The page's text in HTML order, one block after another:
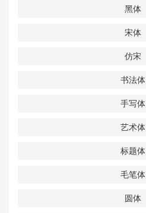
黑体
宋体
仿宋
书法体
手写体
艺术体
标题体
毛笔体
圆体